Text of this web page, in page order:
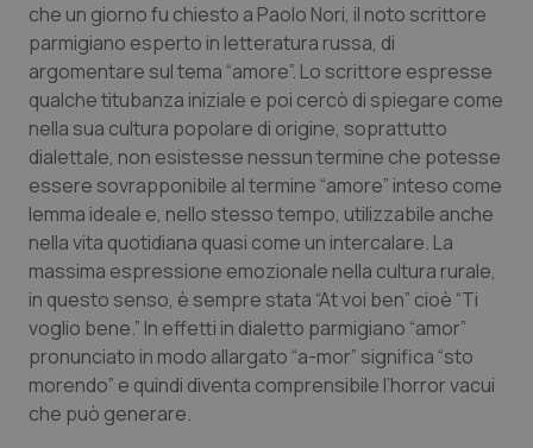
Professionisti Sanitari.AI
Abruzzo
Basilicata
Calabria
Campania
Emilia-Romagna
Friuli Venezia Giulia
QS Pro Gold
Artrite & artrosi
Asma & BPCO
Car-T
Colesterolo & coronaropatie
Dermatite Atopica
QS Club Newsletter
che un giorno fu chiesto a Paolo Nori, il noto scrittore
parmigiano esperto in letteratura russa, di
argomentare sul tema “amore”. Lo scrittore espresse
qualche titubanza iniziale e poi cercò di spiegare come
nella sua cultura popolare di origine, soprattutto
dialettale, non esistesse nessun termine che potesse
essere sovrapponibile al termine “amore” inteso come
lemma ideale e, nello stesso tempo, utilizzabile anche
nella vita quotidiana quasi come un intercalare. La
massima espressione emozionale nella cultura rurale,
in questo senso, è sempre stata “At voi ben” cioè “Ti
voglio bene.” In effetti in dialetto parmigiano “amor”
pronunciato in modo allargato “a-mor” significa “sto
morendo” e quindi diventa comprensibile l’horror vacui
che può generare.